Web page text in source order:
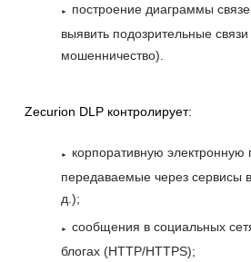
построение диаграммы
выявить подозрительные связи
мошенничество).
Zecurion DLP контролирует:
корпоративную электронную
передаваемые через сервисы
д.);
сообщения в социальных
блогах (HTTP/HTTPS);